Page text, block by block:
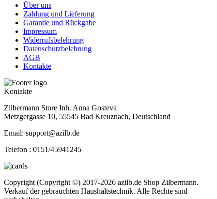
Über uns
Zahlung und Lieferung
Garantie und Rückgabe
Impressum
Widerrufsbelehrung
Datenschutzbelehrung
AGB
Kontakte
Kontakte
Zilbermann Store Inh. Anna Gosteva
Metzgergasse 10, 55545 Bad Kreuznach, Deutschland
Email: support@azilb.de
Telefon : 0151/45941245
Copyright (Copyright ©) 2017-2026 azilb.de Shop Zilbermann.
Verkauf der gebrauchten Haushaltstechnik. Alle Rechte sind